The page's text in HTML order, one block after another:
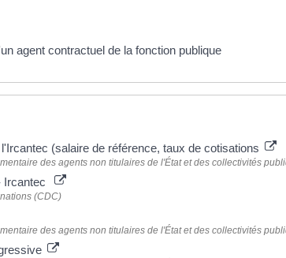
agent contractuel de la fonction publique
(salaire de référence, taux de cotisations
des agents non titulaires de l'État et des collectivités
Ircantec
(CDC)
des agents non titulaires de l'État et des collectivités